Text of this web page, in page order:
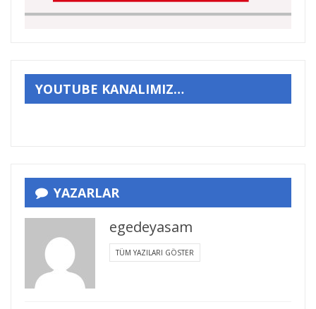
YOUTUBE KANALIMIZ…
YAZARLAR
egedeyasam
TÜM YAZILARI GÖSTER